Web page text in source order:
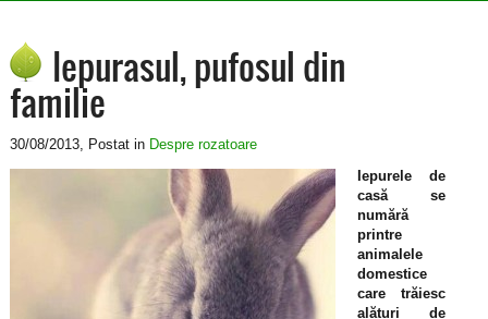
Iepurasul, pufosul din
familie
30/08/2013, Postat in Despre rozatoare
Iepurele de
casă se
numără
printre
animalele
domestice
care trăiesc
alături de